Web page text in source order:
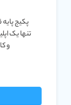
پکیج
تنها یک
و